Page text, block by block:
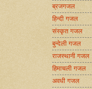
ब्रजगजल
हिन्दी गजल
संस्कृत गजल
बुन्देली गजल
राजस्थानी गजल
हिमाचली गजल
अवधी गजल